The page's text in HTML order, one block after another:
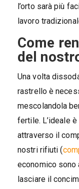
l’orto sarà più
lavoro
Come
del
Una volta
rastrello è
mescolandola
fertile. L’ideale
attraverso il
nostri rifiuti (
economico sono
lasciare il